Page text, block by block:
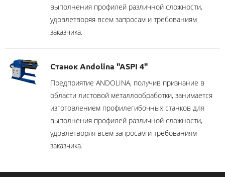
выполнения профилей различной сложности,
удовлетворяя всем запросам и требованиям
заказчика.
Станок Andolina "ASPI 4"
Предприятие ANDOLINA, получив признание в
области листовой металлообработки, занимается
изготовлением профилегибочных станков для
выполнения профилей различной сложности,
удовлетворяя всем запросам и требованиям
заказчика.